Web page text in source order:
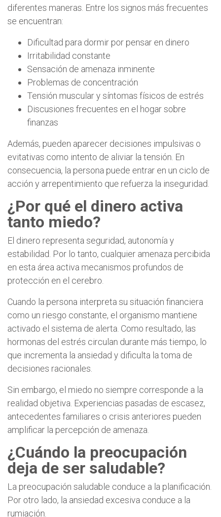
diferentes maneras. Entre los signos más frecuentes
se encuentran:
Dificultad para dormir por pensar en dinero
Irritabilidad constante
Sensación de amenaza inminente
Problemas de concentración
Tensión muscular y síntomas físicos de estrés
Discusiones frecuentes en el hogar sobre
finanzas
Además, pueden aparecer decisiones impulsivas o
evitativas como intento de aliviar la tensión. En
consecuencia, la persona puede entrar en un ciclo de
acción y arrepentimiento que refuerza la inseguridad.
¿Por qué el dinero activa
tanto miedo?
El dinero representa seguridad, autonomía y
estabilidad. Por lo tanto, cualquier amenaza percibida
en esta área activa mecanismos profundos de
protección en el cerebro.
Cuando la persona interpreta su situación financiera
como un riesgo constante, el organismo mantiene
activado el sistema de alerta. Como resultado, las
hormonas del estrés circulan durante más tiempo, lo
que incrementa la ansiedad y dificulta la toma de
decisiones racionales.
Sin embargo, el miedo no siempre corresponde a la
realidad objetiva. Experiencias pasadas de escasez,
antecedentes familiares o crisis anteriores pueden
amplificar la percepción de amenaza.
¿Cuándo la preocupación
deja de ser saludable?
La preocupación saludable conduce a la planificación.
Por otro lado, la ansiedad excesiva conduce a la
rumiación.